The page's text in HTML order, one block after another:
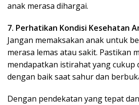
anak merasa dihargai.
7. Perhatikan Kondisi Kesehatan
Jangan memaksakan anak untuk
merasa lemas atau sakit. Pastikan
mendapatkan istirahat yang cukup
dengan baik saat sahur dan
Dengan pendekatan yang tepat